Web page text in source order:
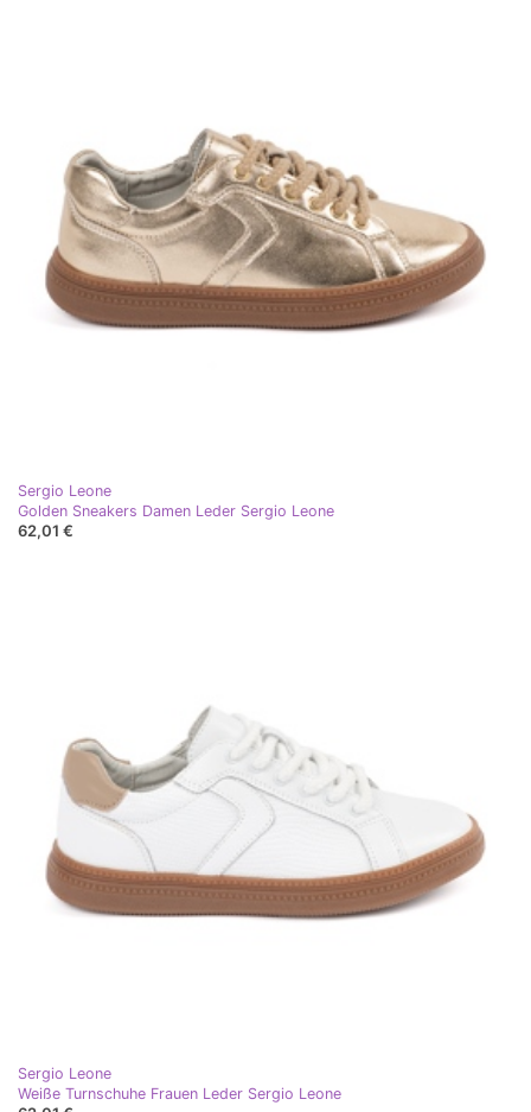
Sergio Leone
Golden Sneakers Damen Leder Sergio Leone
62,01 €
Sergio Leone
Weiße Turnschuhe Frauen Leder Sergio Leone